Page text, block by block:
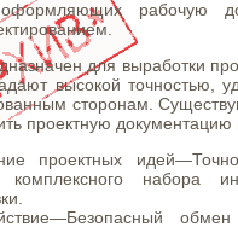
оформляющих рабочую
для выработки
высокой точностью,
сторонам.
проектную
проектных
набора